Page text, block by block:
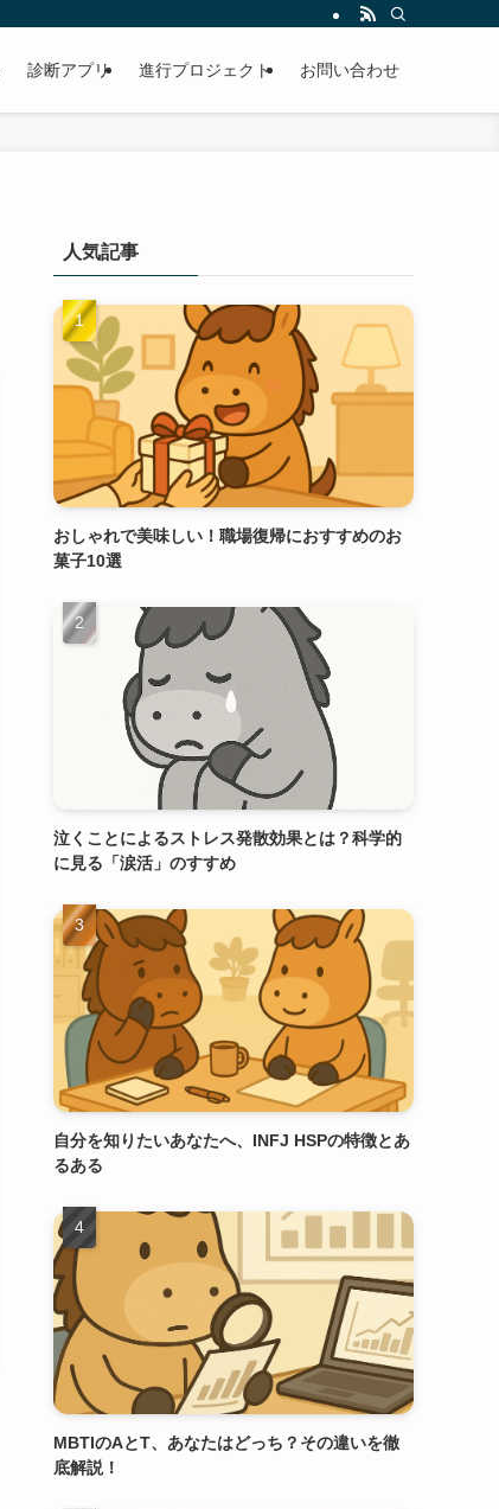
診断アプリ 進行プロジェクト お問い合わせ
人気記事
おしゃれで美味しい！職場復帰におすすめのお
菓子10選
泣くことによるストレス発散効果とは？科学的
に見る「涙活」のすすめ
自分を知りたいあなたへ、INFJ HSPの特徴とあ
るある
MBTIのAとT、あなたはどっち？その違いを徹
底解説！